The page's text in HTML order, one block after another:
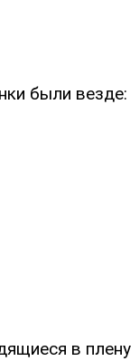
были везде:
в плену